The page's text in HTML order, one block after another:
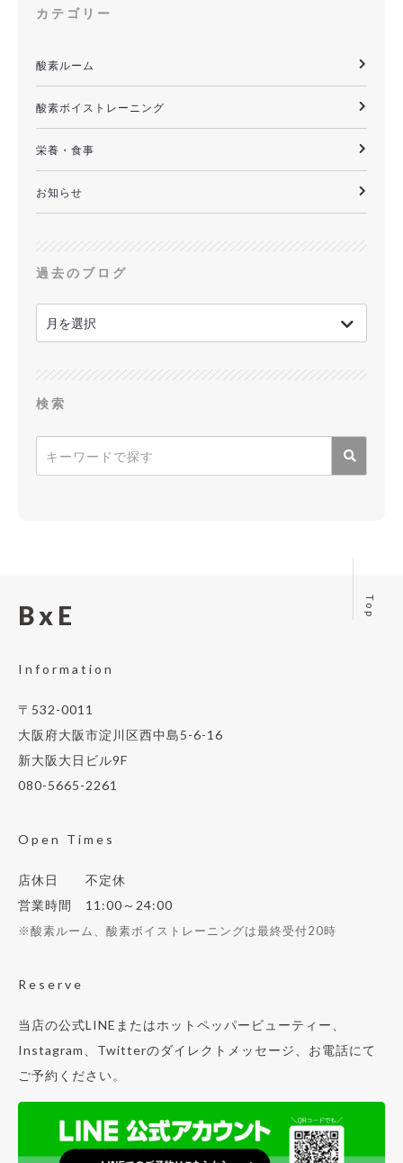
カテゴリー
お知らせ
栄養・食事
酸素ボイストレーニング
酸素ルーム
過去のブログ
検索
Top
BxE
Information
〒532-0011
大阪府大阪市淀川区西中島5-6-16
新大阪大日ビル9F
080-5665-2261
Open Times
店休日 不定休
営業時間 11:00～24:00
※酸素ルーム、酸素ボイストレーニングは最終受付20時
Reserve
当店の公式LINEまたはホットペッパービューティー、
Instagram、Twitterのダイレクトメッセージ、お電話にて
ご予約ください。